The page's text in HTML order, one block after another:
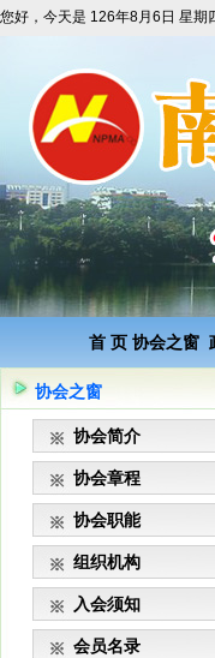
您好，今天是 126年8月6日 星期
首 页 协会之窗
协会之窗
协会简介
协会章程
协会职能
组织机构
入会须知
会员名录